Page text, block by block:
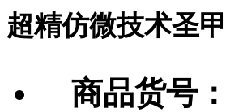
超精仿微技术圣
商品货号：